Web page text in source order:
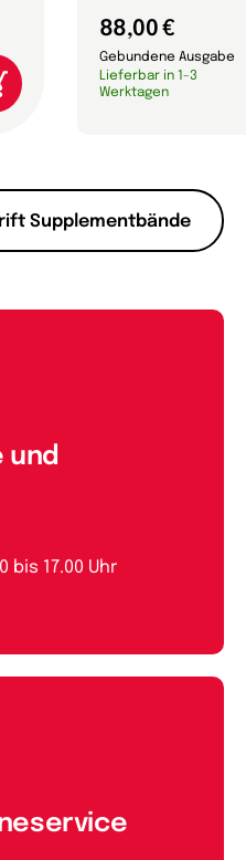
Supplementbände
88,00 €
Gebundene Ausgabe
Lieferbar in 1-3
Werktagen
und
bis 17.00 Uhr